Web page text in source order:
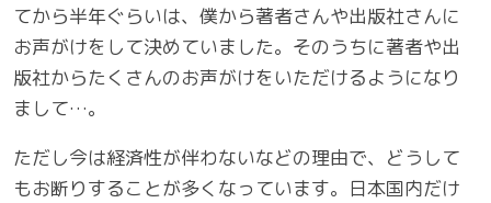
てから半年ぐらいは、僕から著者さんや出版社さんに
お声がけをして決めていました。そのうちに著者や出
版社からたくさんのお声がけをいただけるようになり
まして…。
ただし今は経済性が伴わないなどの理由で、どうして
もお断りすることが多くなっています。日本国内だけ